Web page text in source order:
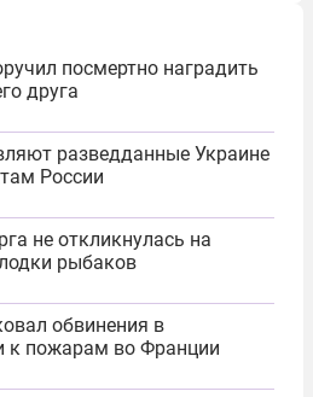
посмертно наградить
друга
разведданные Украине
России
не откликнулась на
рыбаков
обвинения в
к пожарам во Франции